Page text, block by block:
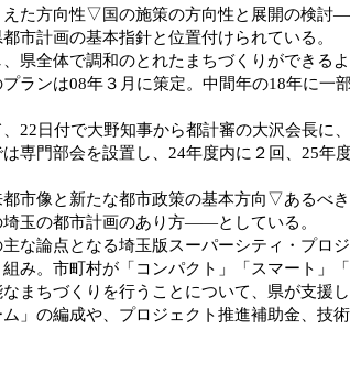
た方向性▽国の施策の方向性と展開の検討
市計画の基本指針と位置付けられている。
県全体で調和のとれたまちづくりができる
ランは08年３月に策定。中間年の18年に一
22日付で大野知事から都計審の大沢会長に
専門部会を設置し、24年度内に２回、25年
市像と新たな都市政策の基本方向▽あるべ
玉の都市計画のあり方――としている。
な論点となる埼玉版スーパーシティ・プロ
み。市町村が「コンパクト」「スマート」
まちづくりを行うことについて、県が支援し
」の編成や、プロジェクト推進補助金、技